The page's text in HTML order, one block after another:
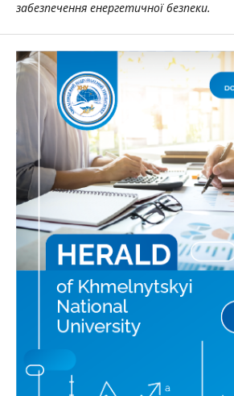
забезпечення енергетичної безпеки.